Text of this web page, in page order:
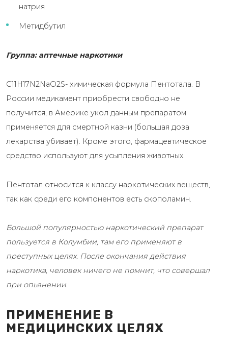
натрия
Метидбутил
Группа: аптечные наркотики‍
C11H17N2NaO2S- химическая формула Пентотала. В
России медикамент приобрести свободно не
получится, в Америке укол данным препаратом
применяется для смертной казни (большая доза
лекарства убивает). Кроме этого, фармацевтическое
средство используют для усыпления животных.
Пентотал относится к классу наркотических веществ,
так как среди его компонентов есть скополамин.
Большой популярностью наркотический препарат
пользуется в Колумбии, там его применяют в
преступных целях. После окончания действия
наркотика, человек ничего не помнит, что совершал
при опьянении.
ПРИМЕНЕНИЕ В
МЕДИЦИНСКИХ ЦЕЛЯХ